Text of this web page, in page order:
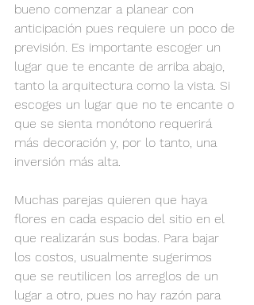
bueno comenzar a planear con
anticipación pues requiere un poco de
previsión. Es importante escoger un
lugar que te encante de arriba abajo,
tanto la arquitectura como la vista. Si
escoges un lugar que no te encante o
que se sienta monótono requerirá
más decoración y, por lo tanto, una
inversión más alta.
Muchas parejas quieren que haya
flores en cada espacio del sitio en el
que realizarán sus bodas. Para bajar
los costos, usualmente sugerimos
que se reutilicen los arreglos de un
lugar a otro, pues no hay razón para